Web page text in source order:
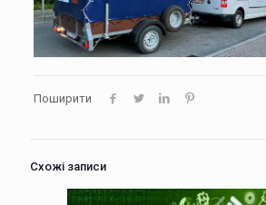
Поширити
Схожі записи